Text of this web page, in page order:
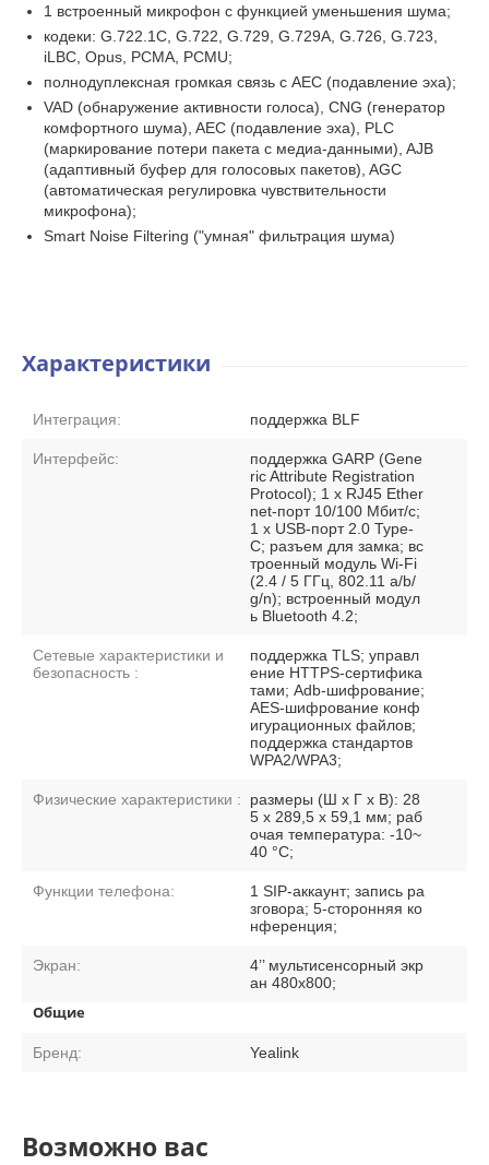
1 встроенный микрофон с функцией уменьшения шума;
кодеки: G.722.1C, G.722, G.729, G.729А, G.726, G.723,
iLBC, Opus, PCMA, PCMU;
полнодуплексная громкая связь с AEC (подавление эха);
VAD (обнаружение активности голоса), CNG (генератор
комфортного шума), AEC (подавление эха), PLC
(маркирование потери пакета с медиа-данными), AJB
(адаптивный буфер для голосовых пакетов), AGC
(автоматическая регулировка чувствительности
микрофона);
Smart Noise Filtering ("умная" фильтрация шума)
Характеристики
Интеграция: поддержка BLF
Интерфейс:
поддержка GARP (Gene
ric Attribute Registration
Protocol); 1 х RJ45 Ether
net-порт 10/100 Мбит/с;
1 x USB-порт 2.0 Type-
C; разъем для замка; вс
троенный модуль Wi-Fi
(2.4 / 5 ГГц, 802.11 a/b/
g/n); встроенный модул
ь Bluetooth 4.2;
Сетевые характеристики и
безопасность :
поддержка TLS; управл
ение HTTPS-сертифика
тами; Adb-шифрование;
AES-шифрование конф
игурационных файлов;
поддержка стандартов
WPA2/WPA3;
Физические характеристики :
размеры (Ш x Г x В): 28
5 x 289,5 x 59,1 мм; раб
очая температура: -10~
40 °C;
Функции телефона:
1 SIP-аккаунт; запись ра
зговора; 5-сторонняя ко
нференция;
Экран:
4’’ мультисенсорный экр
ан 480x800;
Общие
Бренд: Yealink
Возможно вас